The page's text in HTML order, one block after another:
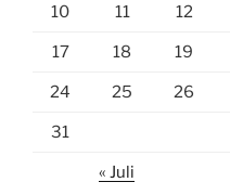
10 11 12
17 18 19
24 25 26
31
« Juli